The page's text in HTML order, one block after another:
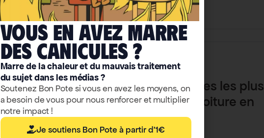
Mobilité
Les 10 mensonges les plus
courants sur la voiture en
France
Thomas Wagner
Vous en avez marre
deS caniculeS ?
Marre de la chaleur et du mauvais traitement
du sujet dans les médias ?
Soutenez Bon Pote si vous en avez les moyens, on
a besoin de vous pour nous renforcer et multiplier
notre impact !
Je soutiens Bon Pote à partir d'1€